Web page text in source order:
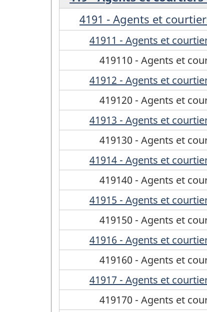
4191 - Agents et
41911 - Agents et
419110 - Agents et
41912 - Agents et
419120 - Agents et
41913 - Agents et
419130 - Agents et
41914 - Agents et
419140 - Agents et
41915 - Agents et
419150 - Agents et
41916 - Agents et
419160 - Agents et
41917 - Agents et
419170 - Agents et